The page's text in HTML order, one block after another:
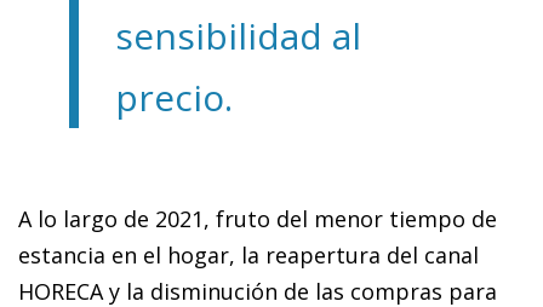
sensibilidad al
precio.
A lo largo de 2021, fruto del menor tiempo de
estancia en el hogar, la reapertura del canal
HORECA y la disminución de las compras para